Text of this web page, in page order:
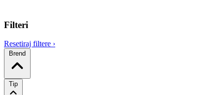
Filteri
Resetiraj filtere ›
Brend
Tip